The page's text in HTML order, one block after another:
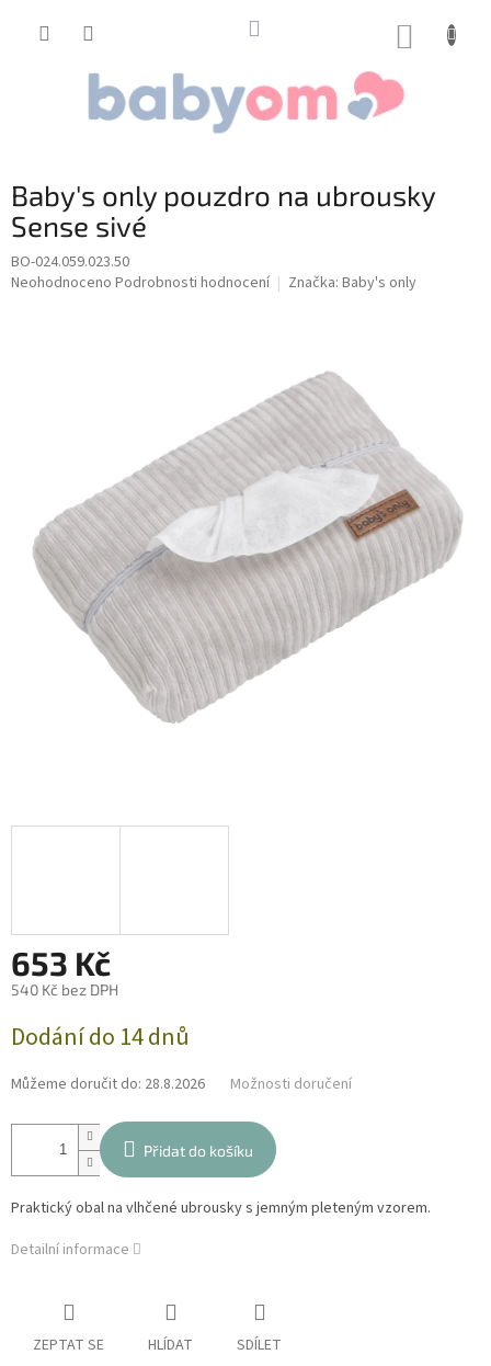
Baby's only pouzdro na ubrousky
Sense sivé
BO-024.059.023.50
Průměrné
Neohodnoceno Podrobnosti hodnocení Značka: Baby's only
653 Kč
540 Kč bez DPH
cena:
Dodání do 14 dnů
Můžeme doručit do: 28.8.2026 Možnosti doručení
Přidat do košíku
Praktický obal na vlhčené ubrousky s jemným pleteným vzorem.
Detailní informace
ZEPTAT SE HLÍDAT SDÍLET